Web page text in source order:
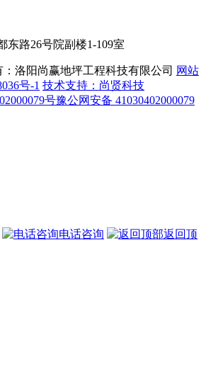
东路26号院副楼1-109室
洛阳尚赢地坪工程科技有限公司 网站
号-1 技术支持：尚贤科技
豫公网安备 41030402000079
电话咨询
返回顶